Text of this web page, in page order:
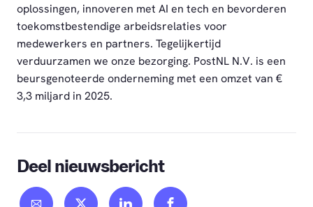
oplossingen, innoveren met AI en tech en bevorderen
toekomstbestendige arbeidsrelaties voor
medewerkers en partners. Tegelijkertijd
verduurzamen we onze bezorging. PostNL N.V. is een
beursgenoteerde onderneming met een omzet van €
3,3 miljard in 2025.
Deel nieuwsbericht